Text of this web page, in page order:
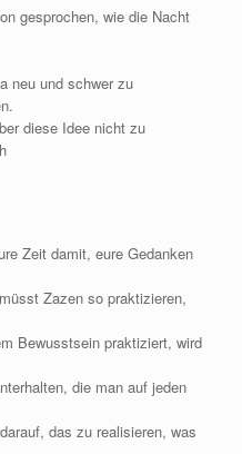
gesprochen, wie die Nacht
neu und schwer zu
diese Idee nicht zu
Zeit damit, eure Gedanken
Zazen so praktizieren,
Bewusstsein praktiziert, wird
die man auf jeden
das zu realisieren, was